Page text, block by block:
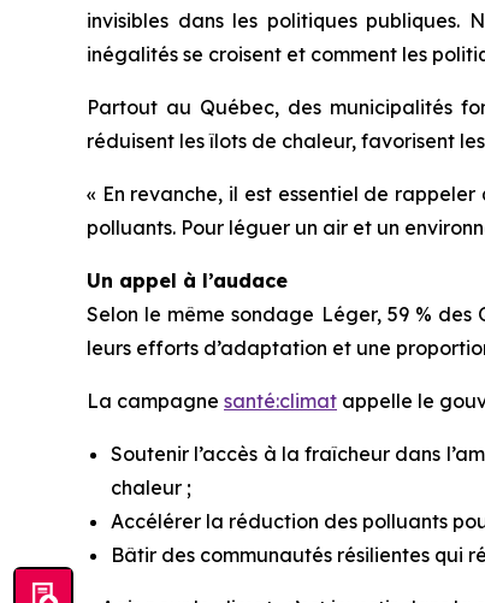
invisibles dans les politiques
inégalités se croisent et comment les
Partout au Québec, des municipalités
réduisent les îlots de chaleur, favorisent
« En revanche, il est essentiel de
polluants. Pour léguer un air et un
Un appel à l’audace
Selon le même sondage Léger, 59 % des
leurs efforts d’adaptation et une
La campagne santé:climat appelle le
Soutenir l’accès à la fraîcheur dans
chaleur ;
Accélérer la réduction des polluants
Bâtir des communautés résilientes qui